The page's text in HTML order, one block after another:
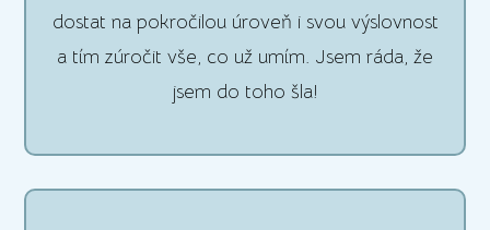
dostat na pokročilou úroveň i svou výslovnost
a tím zúročit vše, co už umím. Jsem ráda, že
jsem do toho šla!